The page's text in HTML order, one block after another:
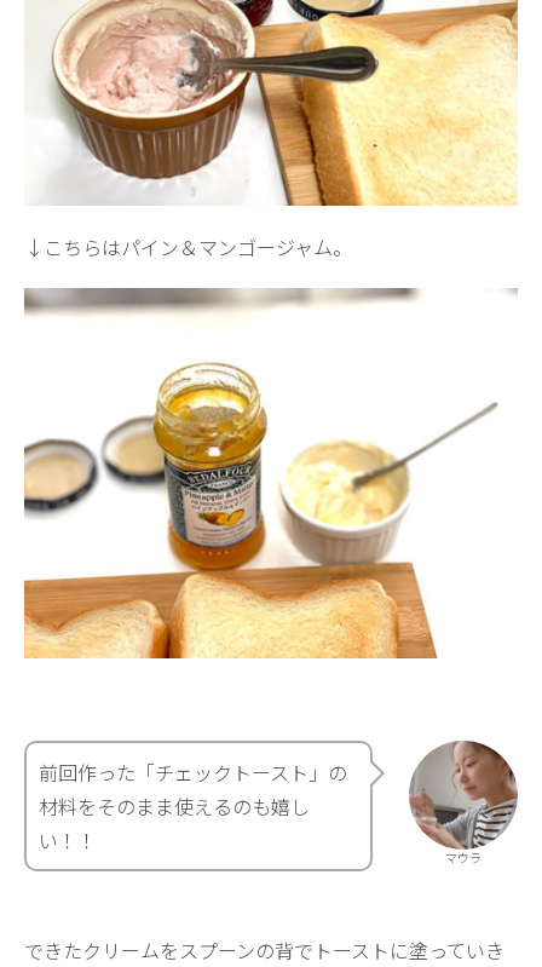
↓こちらはパイン＆マンゴージャム。
マウラ
前回作った「チェックトースト」の
材料をそのまま使えるのも嬉し
い！！
できたクリームをスプーンの背でトーストに塗っていき